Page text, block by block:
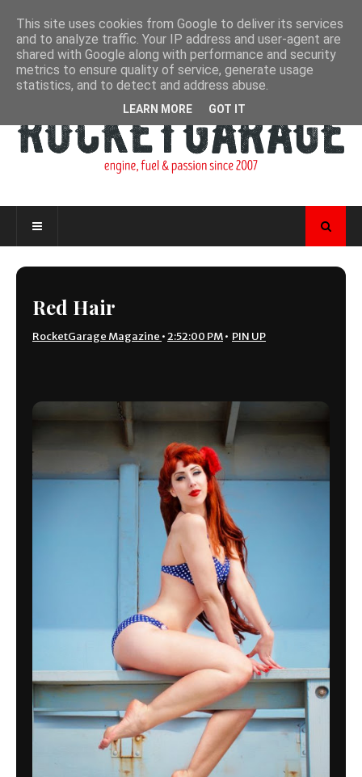
Red Hair
RocketGarage Magazine •2:52:00 PM• PIN UP
This site uses cookies from Google to deliver its services
and to analyze traffic. Your IP address and user-agent are
shared with Google along with performance and security
metrics to ensure quality of service, generate usage
statistics, and to detect and address abuse.
LEARN MORE GOT IT